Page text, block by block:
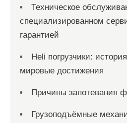
Техническое
специализированном
гарантией
Heli погрузчики:
мировые достижения
Причины запотевания
Грузоподъёмные